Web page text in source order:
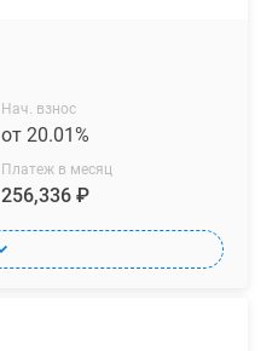
Нач. взнос
от 20.01%
Платеж в месяц
256,336 ₽